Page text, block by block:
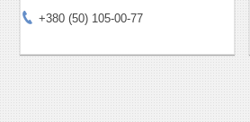
+380 (50) 105-00-77